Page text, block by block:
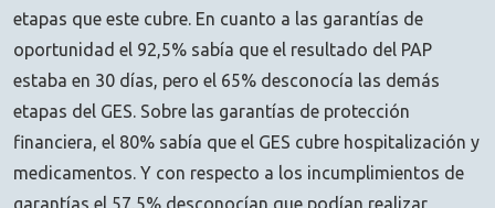
etapas que este cubre. En cuanto a las garantías de
oportunidad el 92,5% sabía que el resultado del PAP
estaba en 30 días, pero el 65% desconocía las demás
etapas del GES. Sobre las garantías de protección
financiera, el 80% sabía que el GES cubre hospitalización y
medicamentos. Y con respecto a los incumplimientos de
garantías el 57,5% desconocían que podían realizar